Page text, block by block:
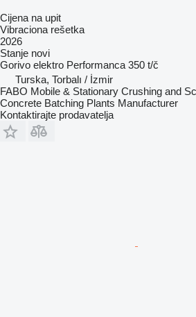
Cijena na upit
Vibraciona rešetka
2026
Stanje novi
Gorivo elektro Performanca 350 t/č
Turska, Torbalı / İzmir
FABO Mobile & Stationary Crushing and
Concrete Batching Plants Manufacturer
Kontaktirajte prodavatelja